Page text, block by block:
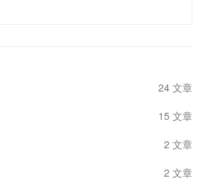
24 文章
15 文章
2 文章
2 文章